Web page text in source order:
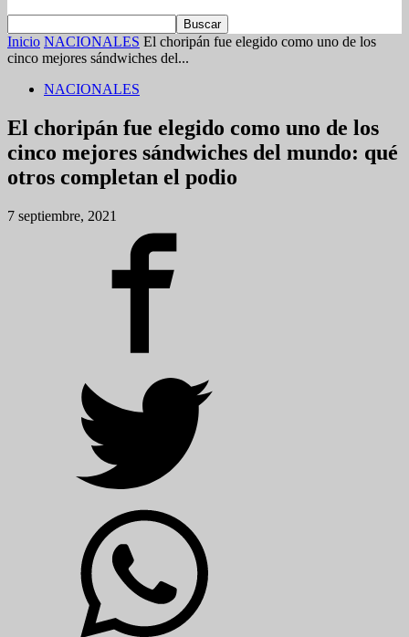
Inicio NACIONALES El choripán fue elegido como uno de los
cinco mejores sándwiches del...
NACIONALES
El choripán fue elegido como uno de los
cinco mejores sándwiches del mundo: qué
otros completan el podio
7 septiembre, 2021